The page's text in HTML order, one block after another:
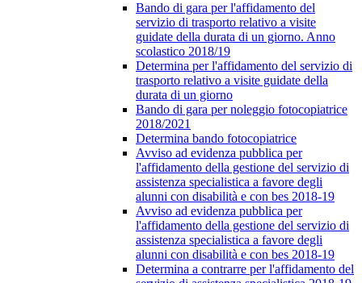
Bando di gara per l'affidamento del
servizio di trasporto relativo a visite
guidate della durata di un giorno. Anno
scolastico 2018/19
Determina per l'affidamento del servizio di
trasporto relativo a visite guidate della
durata di un giorno
Bando di gara per noleggio fotocopiatrice
2018/2021
Determina bando fotocopiatrice
Avviso ad evidenza pubblica per
l'affidamento della gestione del servizio di
assistenza specialistica a favore degli
alunni con disabilità e con bes 2018-19
Avviso ad evidenza pubblica per
l'affidamento della gestione del servizio di
assistenza specialistica a favore degli
alunni con disabilità e con bes 2018-19
Determina a contrarre per l'affidamento del